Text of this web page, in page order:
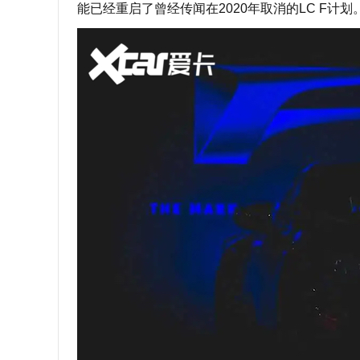
能已经重启了曾经传闻在2020年取消的LC F计划